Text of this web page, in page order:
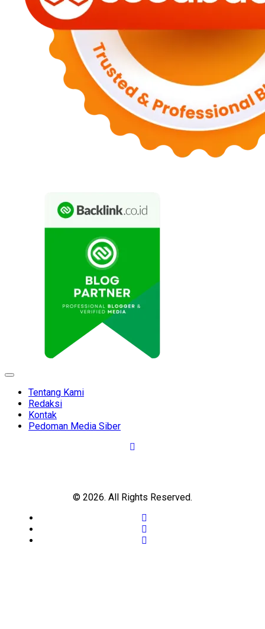
Expand
Tentang Kami
Redaksi
Kontak
Pedoman Media Siber
© 2026. All Rights Reserved.